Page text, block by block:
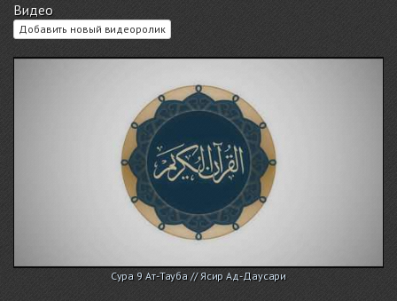
Видео
Добавить новый видеоролик
Сура 9 Ат-Тауба // Ясир Ад-Даусари